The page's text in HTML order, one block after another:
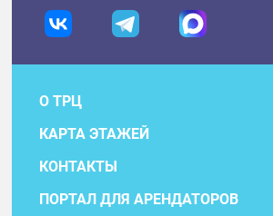
О ТРЦ
КАРТА ЭТАЖЕЙ
КОНТАКТЫ
ПОРТАЛ ДЛЯ АРЕНДАТОРОВ